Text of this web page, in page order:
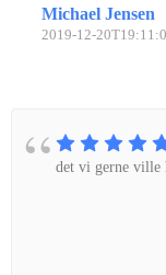
Michael Jensen
2019-12-
det vi gerne ville